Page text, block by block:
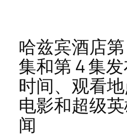
哈兹宾酒店
集和第 4 集发
时间、观看
电影和超级
闻